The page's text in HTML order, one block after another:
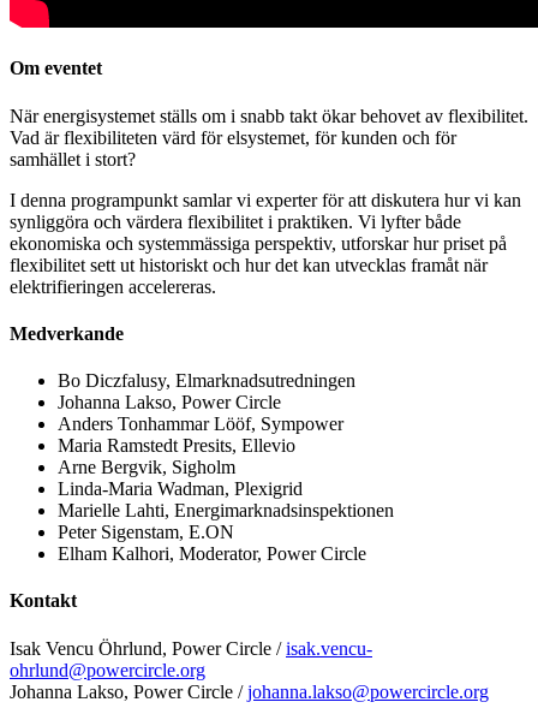
Om eventet
När energisystemet ställs om i snabb takt ökar behovet av flexibilitet.
Vad är flexibiliteten värd för elsystemet, för kunden och för
samhället i stort?
I denna programpunkt samlar vi experter för att diskutera hur vi kan
synliggöra och värdera flexibilitet i praktiken. Vi lyfter både
ekonomiska och systemmässiga perspektiv, utforskar hur priset på
flexibilitet sett ut historiskt och hur det kan utvecklas framåt när
elektrifieringen accelereras.
Medverkande
Bo Diczfalusy, Elmarknadsutredningen
Johanna Lakso, Power Circle
Anders Tonhammar Lööf, Sympower
Maria Ramstedt Presits, Ellevio
Arne Bergvik, Sigholm
Linda-Maria Wadman, Plexigrid
Marielle Lahti, Energimarknadsinspektionen
Peter Sigenstam, E.ON
Elham Kalhori, Moderator, Power Circle
Kontakt
Isak Vencu Öhrlund, Power Circle /isak.vencu-
ohrlund@powercircle.org
Johanna Lakso, Power Circle /johanna.lakso@powercircle.org